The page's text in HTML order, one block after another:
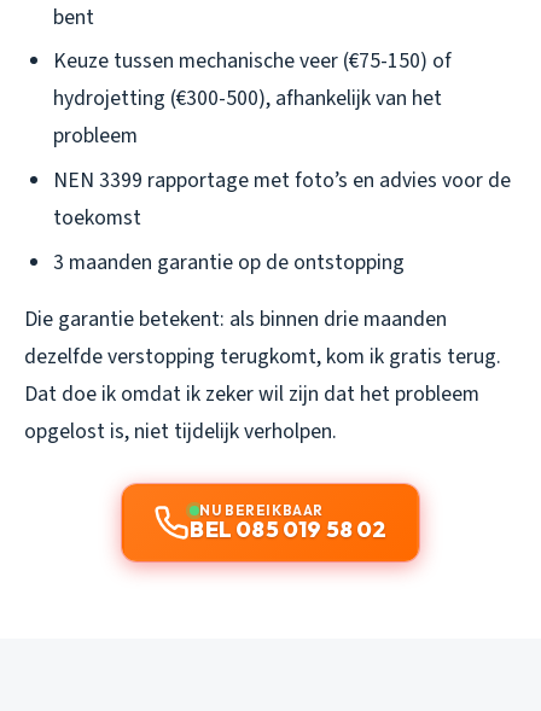
bent
Keuze tussen mechanische veer (€75-150) of
hydrojetting (€300-500), afhankelijk van het
probleem
NEN 3399 rapportage met foto’s en advies voor de
toekomst
3 maanden garantie op de ontstopping
Die garantie betekent: als binnen drie maanden
dezelfde verstopping terugkomt, kom ik gratis terug.
Dat doe ik omdat ik zeker wil zijn dat het probleem
opgelost is, niet tijdelijk verholpen.
NU BEREIKBAAR
BEL 085 019 58 02